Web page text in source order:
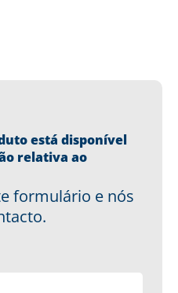
está disponível
relativa ao
formulário e nós